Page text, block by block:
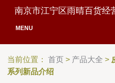
南京市江宁区雨晴百货经
MENU
当前位置： 首页 > 产品大全 >
系列新品介绍